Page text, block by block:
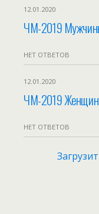
12.01.2020
ЧМ-2019
НЕТ ОТВЕТОВ
12.01.2020
ЧМ-2019
НЕТ ОТВЕТОВ